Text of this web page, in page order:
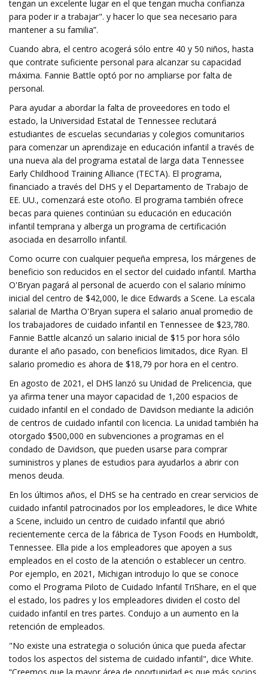
tengan un excelente lugar en el que tengan mucha confianza
para poder ir a trabajar". y hacer lo que sea necesario para
mantener a su familia”.
Cuando abra, el centro acogerá sólo entre 40 y 50 niños, hasta
que contrate suficiente personal para alcanzar su capacidad
máxima. Fannie Battle optó por no ampliarse por falta de
personal.
Para ayudar a abordar la falta de proveedores en todo el
estado, la Universidad Estatal de Tennessee reclutará
estudiantes de escuelas secundarias y colegios comunitarios
para comenzar un aprendizaje en educación infantil a través de
una nueva ala del programa estatal de larga data Tennessee
Early Childhood Training Alliance (TECTA). El programa,
financiado a través del DHS y el Departamento de Trabajo de
EE. UU., comenzará este otoño. El programa también ofrece
becas para quienes continúan su educación en educación
infantil temprana y alberga un programa de certificación
asociada en desarrollo infantil.
Como ocurre con cualquier pequeña empresa, los márgenes de
beneficio son reducidos en el sector del cuidado infantil. Martha
O'Bryan pagará al personal de acuerdo con el salario mínimo
inicial del centro de $42,000, le dice Edwards a Scene. La escala
salarial de Martha O'Bryan supera el salario anual promedio de
los trabajadores de cuidado infantil en Tennessee de $23,780.
Fannie Battle alcanzó un salario inicial de $15 por hora sólo
durante el año pasado, con beneficios limitados, dice Ryan. El
salario promedio es ahora de $18,79 por hora en el centro.
En agosto de 2021, el DHS lanzó su Unidad de Prelicencia, que
ya afirma tener una mayor capacidad de 1,200 espacios de
cuidado infantil en el condado de Davidson mediante la adición
de centros de cuidado infantil con licencia. La unidad también ha
otorgado $500,000 en subvenciones a programas en el
condado de Davidson, que pueden usarse para comprar
suministros y planes de estudios para ayudarlos a abrir con
menos deuda.
En los últimos años, el DHS se ha centrado en crear servicios de
cuidado infantil patrocinados por los empleadores, le dice White
a Scene, incluido un centro de cuidado infantil que abrió
recientemente cerca de la fábrica de Tyson Foods en Humboldt,
Tennessee. Ella pide a los empleadores que apoyen a sus
empleados en el costo de la atención o establecer un centro.
Por ejemplo, en 2021, Michigan introdujo lo que se conoce
como el Programa Piloto de Cuidado Infantil TriShare, en el que
el estado, los padres y los empleadores dividen el costo del
cuidado infantil en tres partes. Condujo a un aumento en la
retención de empleados.
"No existe una estrategia o solución única que pueda afectar
todos los aspectos del sistema de cuidado infantil", dice White.